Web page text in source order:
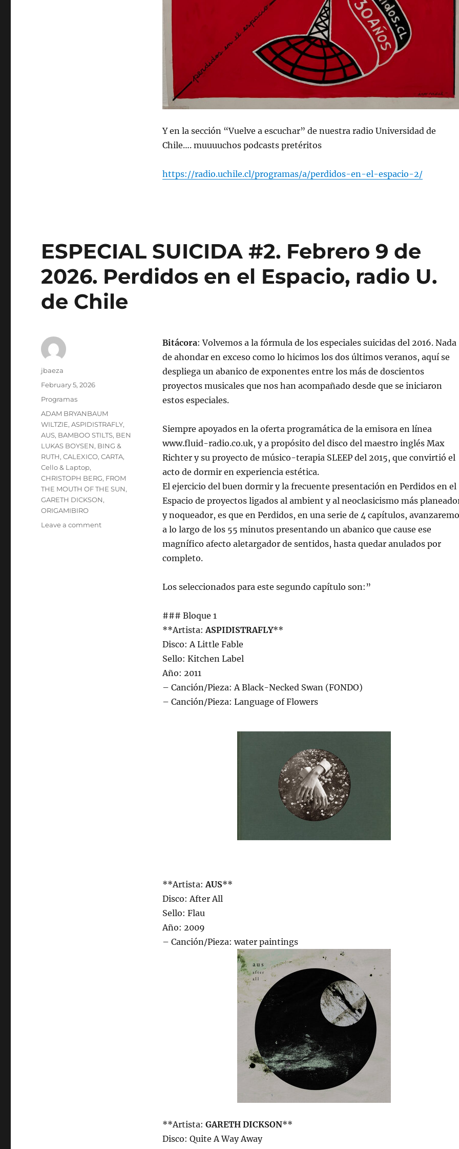
Y en la sección “Vuelve a escuchar” de nuestra radio Universidad de
Chile…. muuuuchos podcasts pretéritos
https://radio.uchile.cl/programas/a/perdidos-en-el-espacio-2/
ESPECIAL SUICIDA #2. Febrero 9 de
2026. Perdidos en el Espacio, radio U.
de Chile
Bitácora: Volvemos a la fórmula de los especiales suicidas del 2016. Nada
de ahondar en exceso como lo hicimos los dos últimos veranos, aquí se
despliega un abanico de exponentes entre los más de doscientos
proyectos musicales que nos han acompañado desde que se iniciaron
estos especiales.
Siempre apoyados en la oferta programática de la emisora en línea
www.fluid-radio.co.uk, y a propósito del disco del maestro inglés Max
Richter y su proyecto de músico-terapia SLEEP del 2015, que convirtió el
acto de dormir en experiencia estética.
El ejercicio del buen dormir y la frecuente presentación en Perdidos en el
Espacio de proyectos ligados al ambient y al neoclasicismo más
y noqueador, es que en Perdidos, en una serie de 4 capítulos,
a lo largo de los 55 minutos presentando un abanico que cause ese
magnífico afecto aletargador de sentidos, hasta quedar anulados por
completo.
Los seleccionados para este segundo capítulo son:”
### Bloque 1
**Artista: ASPIDISTRAFLY**
Disco: A Little Fable
Sello: Kitchen Label
Año: 2011
– Canción/Pieza: A Black-Necked Swan (FONDO)
– Canción/Pieza: Language of Flowers
**Artista: AUS**
Disco: After All
Sello: Flau
Año: 2009
– Canción/Pieza: water paintings
**Artista: GARETH DICKSON**
Disco: Quite A Way Away
Author
jbaeza
Posted
February 5, 2026
Categories
Programas
Tags
ADAM BRYANBAUM
WILTZIE,ASPIDISTRAFLY,
AUS, BAMBOO STILTS, BEN
LUKAS BOYSEN, BING &
RUTH,CALEXICO,CARTA,
Cello & Laptop,
CHRISTOPH BERG, FROM
THE MOUTH OF THE SUN,
GARETH DICKSON,
ORIGAMIBIRO
Leave a commenton